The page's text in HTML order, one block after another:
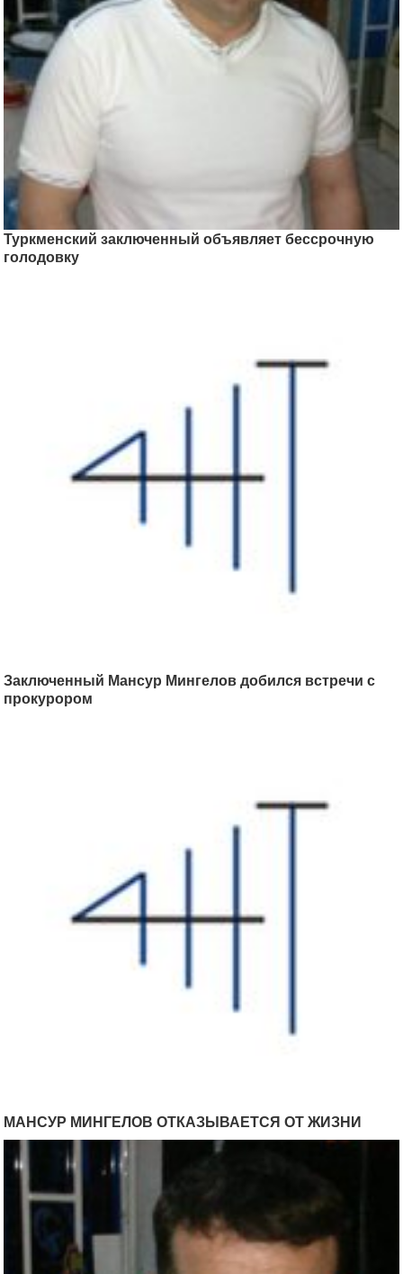
Туркменский заключенный объявляет бессрочную
голодовку
Заключенный Мансур Мингелов добился встречи с
прокурором
МАНСУР МИНГЕЛОВ ОТКАЗЫВАЕТСЯ ОТ ЖИЗНИ